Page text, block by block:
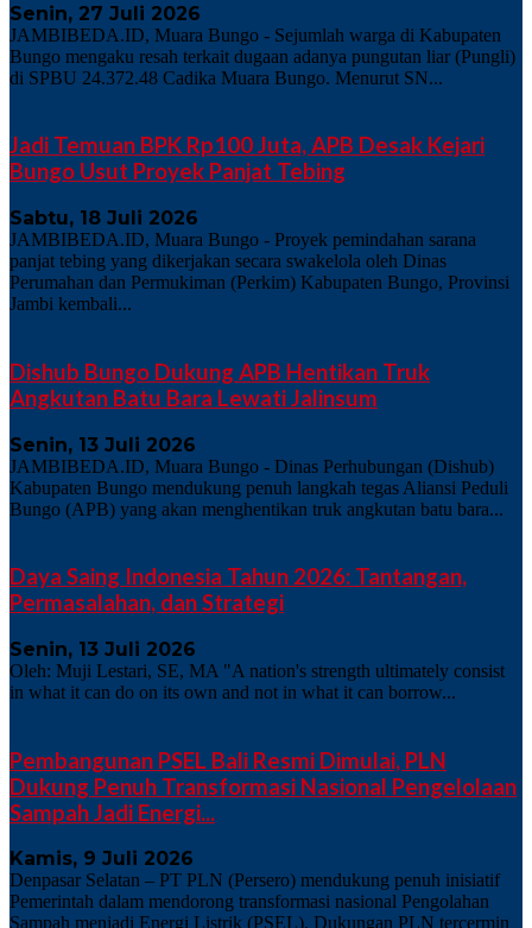
Senin, 27 Juli 2026
JAMBIBEDA.ID, Muara Bungo - Sejumlah warga di Kabupaten
Bungo mengaku resah terkait dugaan adanya pungutan liar (Pungli)
di SPBU 24.372.48 Cadika Muara Bungo. Menurut SN...
Jadi Temuan BPK Rp100 Juta, APB Desak Kejari
Bungo Usut Proyek Panjat Tebing
Sabtu, 18 Juli 2026
JAMBIBEDA.ID, Muara Bungo - Proyek pemindahan sarana
panjat tebing yang dikerjakan secara swakelola oleh Dinas
Perumahan dan Permukiman (Perkim) Kabupaten Bungo, Provinsi
Jambi kembali...
Dishub Bungo Dukung APB Hentikan Truk
Angkutan Batu Bara Lewati Jalinsum
Senin, 13 Juli 2026
JAMBIBEDA.ID, Muara Bungo - Dinas Perhubungan (Dishub)
Kabupaten Bungo mendukung penuh langkah tegas Aliansi Peduli
Bungo (APB) yang akan menghentikan truk angkutan batu bara...
Daya Saing Indonesia Tahun 2026: Tantangan,
Permasalahan, dan Strategi
Senin, 13 Juli 2026
Oleh: Muji Lestari, SE, MA "A nation's strength ultimately consist
in what it can do on its own and not in what it can borrow...
Pembangunan PSEL Bali Resmi Dimulai, PLN
Dukung Penuh Transformasi Nasional Pengelolaan
Sampah Jadi Energi...
Kamis, 9 Juli 2026
Denpasar Selatan – PT PLN (Persero) mendukung penuh inisiatif
Pemerintah dalam mendorong transformasi nasional Pengolahan
Sampah menjadi Energi Listrik (PSEL). Dukungan PLN tercermin